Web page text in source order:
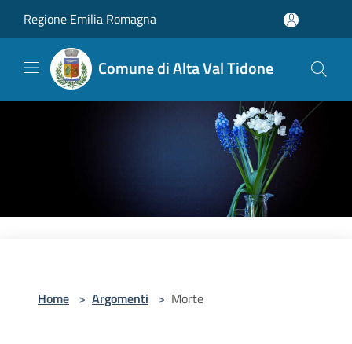
Regione Emilia Romagna
Comune di Alta Val Tidone
Home > Argomenti > Morte